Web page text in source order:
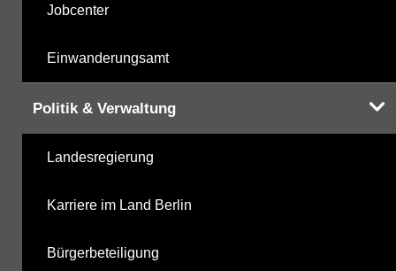
Jobcenter
Einwanderungsamt
Politik & Verwaltung
Landesregierung
Karriere im Land Berlin
Bürgerbeteiligung